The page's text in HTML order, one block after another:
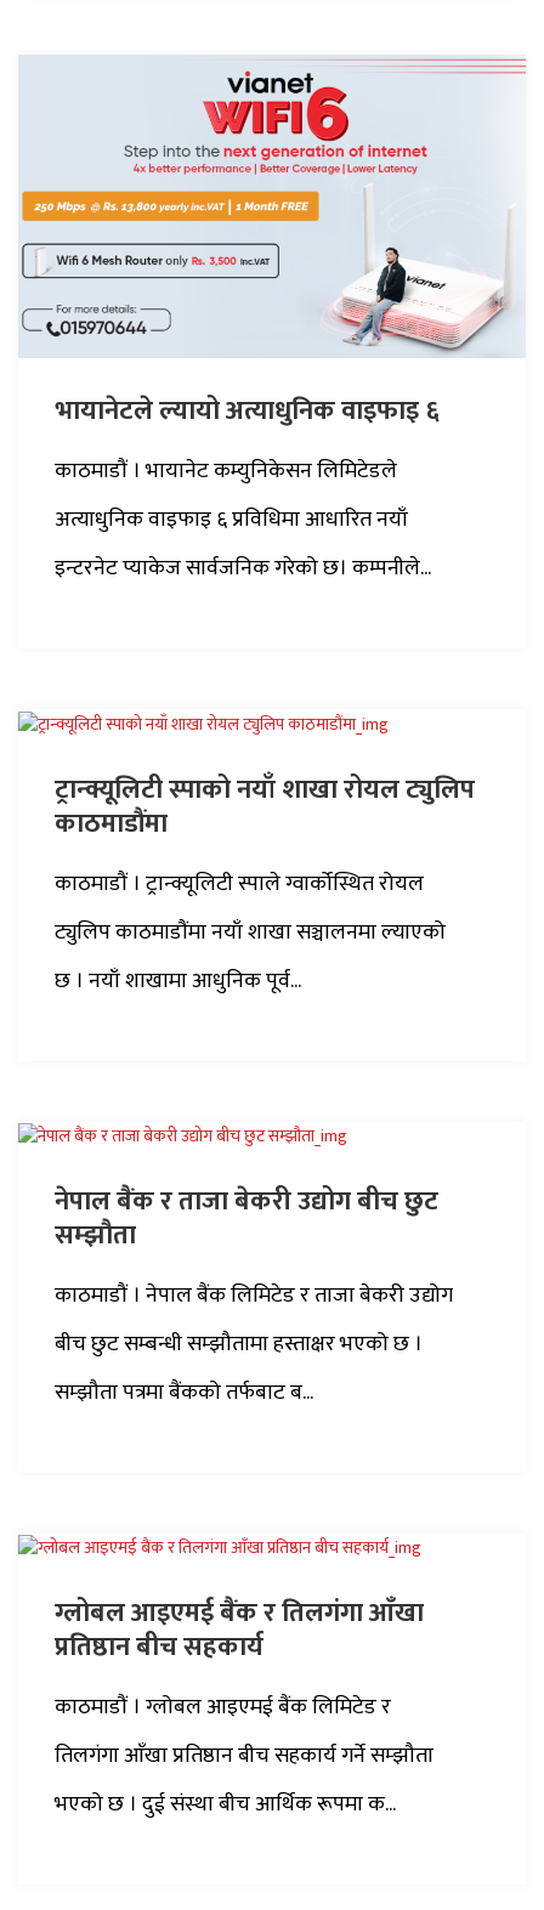
भायानेटले ल्यायो अत्याधुनिक वाइफाइ ६
काठमाडौं । भायानेट कम्युनिकेसन लिमिटेडले
अत्याधुनिक वाइफाइ ६ प्रविधिमा आधारित नयाँ
इन्टरनेट प्याकेज सार्वजनिक गरेको छ। कम्पनीले...
ट्रान्क्यूलिटी स्पाको नयाँ शाखा रोयल ट्युलिप
काठमाडौंमा
काठमाडौं । ट्रान्क्यूलिटी स्पाले ग्वार्कोस्थित रोयल
ट्युलिप काठमाडौंमा नयाँ शाखा सञ्चालनमा ल्याएको
छ । नयाँ शाखामा आधुनिक पूर्व...
नेपाल बैंक र ताजा बेकरी उद्योग बीच छुट
सम्झौता
काठमाडौं । नेपाल बैंक लिमिटेड र ताजा बेकरी उद्योग
बीच छुट सम्बन्धी सम्झौतामा हस्ताक्षर भएको छ ।
सम्झौता पत्रमा बैंकको तर्फबाट ब...
ग्लोबल आइएमई बैंक र तिलगंगा आँखा
प्रतिष्ठान बीच सहकार्य
काठमाडौं । ग्लोबल आइएमई बैंक लिमिटेड र
तिलगंगा आँखा प्रतिष्ठान बीच सहकार्य गर्ने सम्झौता
भएको छ । दुई संस्था बीच आर्थिक रूपमा क...